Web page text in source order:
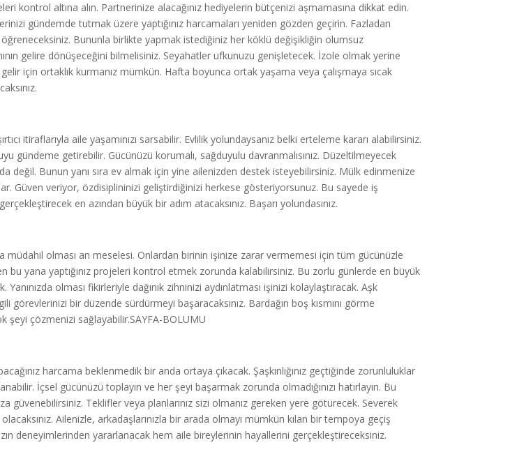
kontrol altına alın. Partnerinize alacağınız hediyelerin bütçenizi aşmamasına dikkat edin.
gündemde tutmak üzere yaptığınız harcamaları yeniden gözden geçirin. Fazladan
öğreneceksiniz. Bununla birlikte yapmak istediğiniz her köklü değişikliğin olumsuz
gelire dönüşeceğini bilmelisiniz. Seyahatler ufkunuzu genişletecek. İzole olmak yerine
için ortaklık kurmanız mümkün. Hafta boyunca ortak yaşama veya çalışmaya sıcak
itiraflarıyla aile yaşamınızı sarsabilir. Evlilik yolundaysanız belki erteleme kararı alabilirsiniz.
gündeme getirebilir. Gücünüzü korumalı, sağduyulu davranmalısınız. Düzeltilmeyecek
değil. Bunun yanı sıra ev almak için yine ailenizden destek isteyebilirsiniz. Mülk edinmenize
Güven veriyor, özdisiplininizi geliştirdiğinizi herkese gösteriyorsunuz. Bu sayede iş
en azından büyük bir adım atacaksınız. Başarı yolundasınız.
müdahil olması an meselesi. Onlardan birinin işinize zarar vermemesi için tüm gücünüzle
bu yana yaptığınız projeleri kontrol etmek zorunda kalabilirsiniz. Bu zorlu günlerde en büyük
olması fikirleriyle dağınık zihninizi aydınlatması işinizi kolaylaştıracak. Aşk
görevlerinizi bir düzende sürdürmeyi başaracaksınız. Bardağın boş kısmını görme
şeyi çözmenizi sağlayabilir.SAYFA-BOLUMU
harcama beklenmedik bir anda ortaya çıkacak. Şaşkınlığınız geçtiğinde zorunluluklar
İçsel gücünüzü toplayın ve her şeyi başarmak zorunda olmadığınızı hatırlayın. Bu
güvenebilirsiniz. Teklifler veya planlarınız sizi olmanız gereken yere götürecek. Severek
Ailenizle, arkadaşlarınızla bir arada olmayı mümkün kılan bir tempoya geçiş
deneyimlerinden yararlanacak hem aile bireylerinin hayallerini gerçekleştireceksiniz.